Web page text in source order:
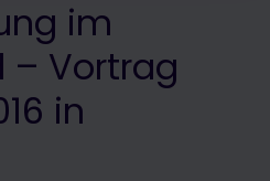
im
– Vortrag
in